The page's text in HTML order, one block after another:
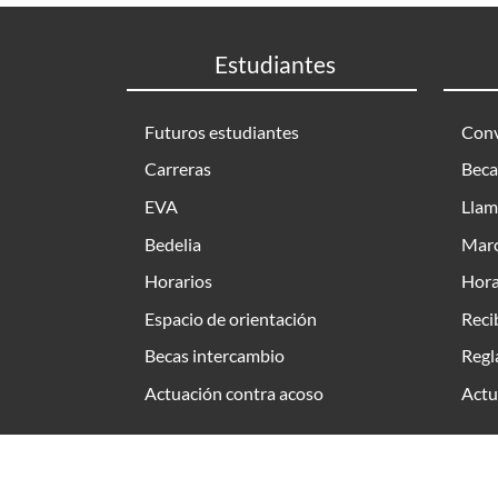
Estudiantes
Futuros estudiantes
Carreras
EVA
Bedelia
Horarios
Espacio de orientación
Becas intercambio
Actuación contra acoso